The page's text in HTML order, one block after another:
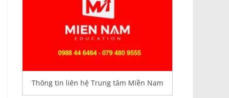
Thông tin liên hệ Trung tâm Miền Nam